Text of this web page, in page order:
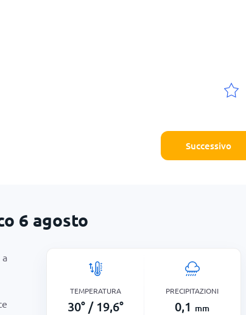
Successivo
6 agosto
TEMPERATURA
30° / 19,6°
PRECIPITAZIONI
0,1 mm